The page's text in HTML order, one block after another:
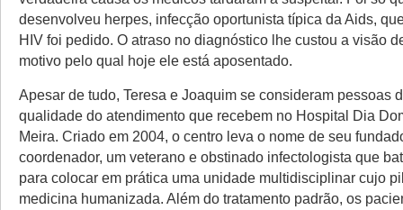
desenvolveu herpes, infecção oportunista típica da Aids,
HIV foi pedido. O atraso no diagnóstico lhe custou a visão
motivo pelo qual hoje ele está aposentado.
Apesar de tudo, Teresa e Joaquim se consideram pessoas
qualidade do atendimento que recebem no Hospital Dia
Meira. Criado em 2004, o centro leva o nome de seu
coordenador, um veterano e obstinado infectologista que
para colocar em prática uma unidade multidisciplinar cujo
medicina humanizada. Além do tratamento padrão, os